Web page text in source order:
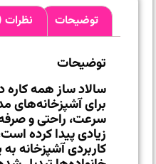
توضیحات نظرات (0)
توضیحات
سالاد ساز همه کاره
برای آشپزخانه‌های مدرن:
سرعت، راحتی و
زیادی پیدا کرده است،
کاربردی آشپزخانه به